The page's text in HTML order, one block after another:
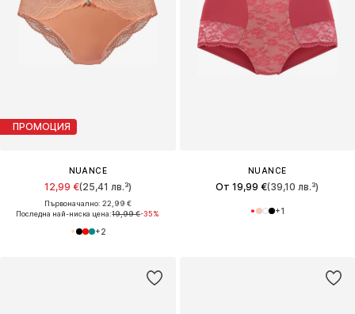
ПРОМОЦИЯ
NUANCE
12,99 €(25,41 лв.³)
Първоначално: 22,99 €
Последна най-ниска цена:19,99 €-35%
+2
NUANCE
От 19,99 €(39,10 лв.³)
+1